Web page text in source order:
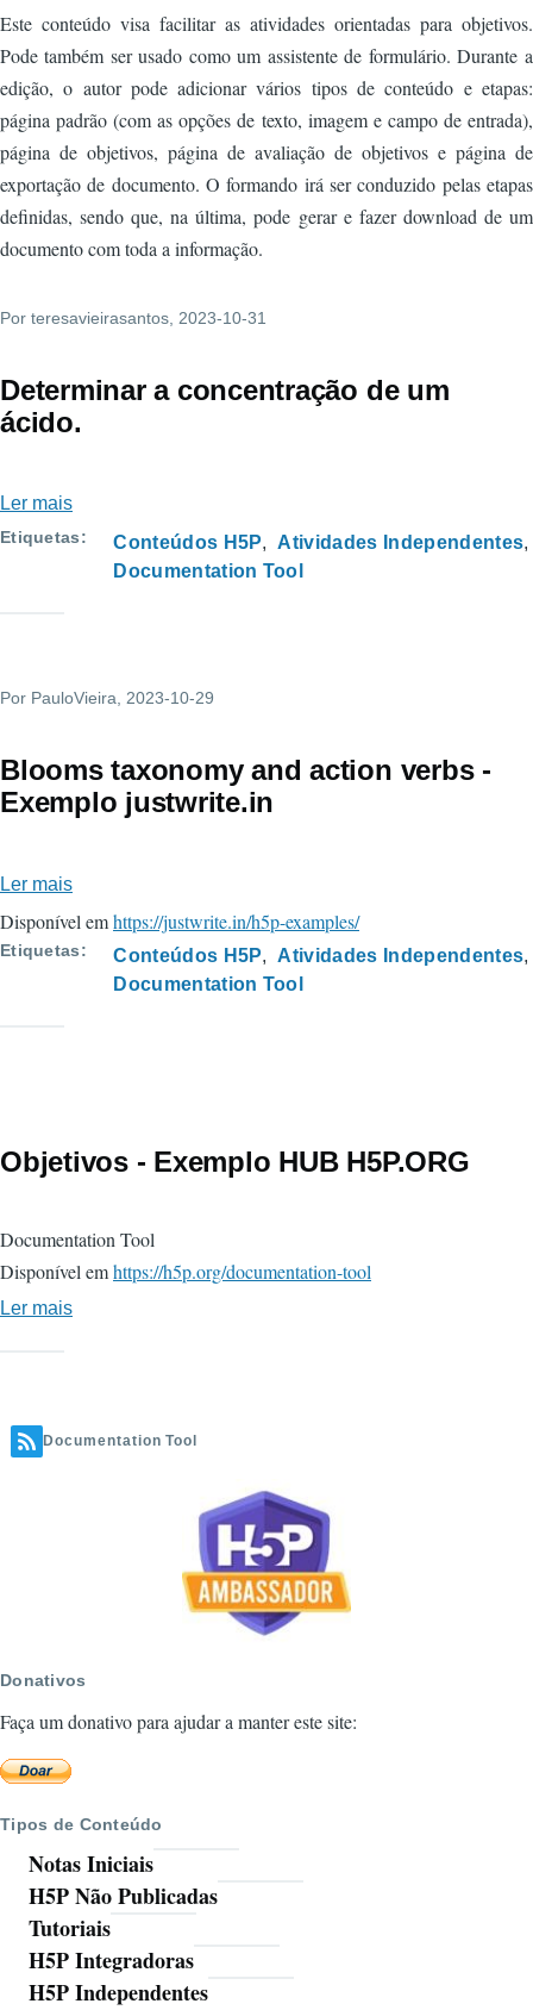
Este conteúdo visa facilitar as atividades orientadas para objetivos.
Pode também ser usado como um assistente de formulário. Durante a
edição, o autor pode adicionar vários tipos de conteúdo e etapas:
página padrão (com as opções de texto, imagem e campo de entrada),
página de objetivos, página de avaliação de objetivos e página de
exportação de documento. O formando irá ser conduzido pelas etapas
definidas, sendo que, na última, pode gerar e fazer download de um
documento com toda a informação.
Por teresavieirasantos , 2023-10-31
Determinar a concentração de um
ácido.
Ler mais
Determinar
ácido.
Etiquetas Conteúdos H5P
Atividades Independentes
Documentation Tool
Por PauloVieira, 2023-10-29
Blooms taxonomy and action verbs -
Exemplo justwrite.in
Ler mais
Blooms
taxonomy
Disponível emhttps://justwrite.in/h5p-examples/
Etiquetas Conteúdos H5P
Atividades Independentes
Documentation Tool
Objetivos - Exemplo HUB H5P.ORG
Documentation Tool
Disponível emhttps://h5p.org/documentation-tool
Ler mais
HUB
Documentation Tool
Donativos
Faça um donativo para ajudar a manter este site:
Tipos de Conteúdo
Notas Iniciais
H5P Não Publicadas
Tutoriais
H5P Integradoras
H5P Independentes